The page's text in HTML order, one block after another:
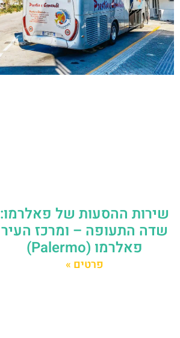
שירות ההסעות של פאלרמו:
שדה התעופה – ומרכז העיר
פאלרמו (Palermo)
פרטים »